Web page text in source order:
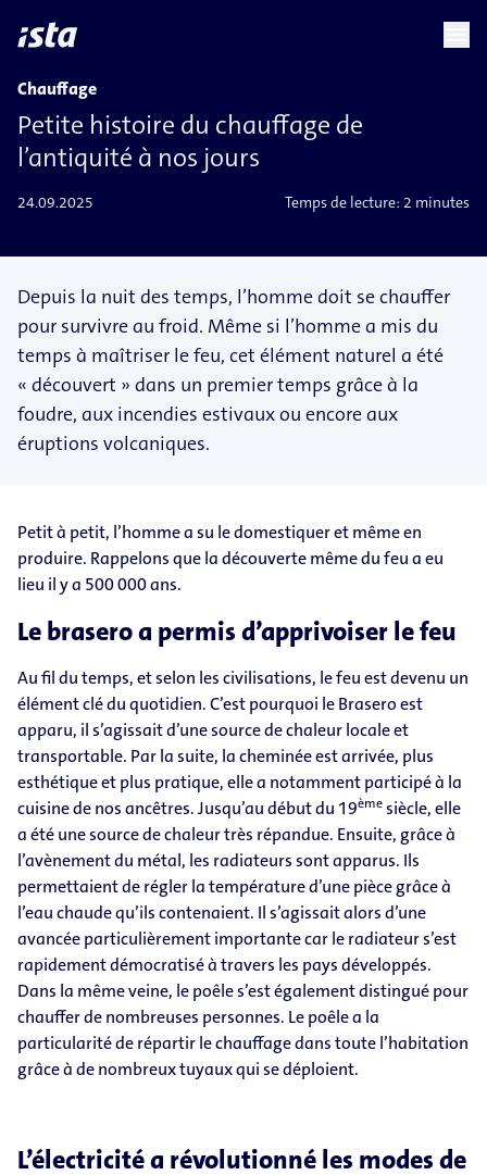
languagechevron_right
Chauffage
Petite histoire du chauffage de
l’antiquité à nos jours
24.09.2025 Temps de lecture: 2 minutes
Depuis la nuit des temps, l’homme doit se chauffer
pour survivre au froid. Même si l’homme a mis du
temps à maîtriser le feu, cet élément naturel a été
« découvert » dans un premier temps grâce à la
foudre, aux incendies estivaux ou encore aux
éruptions volcaniques.
Petit à petit, l’homme a su le domestiquer et même en
produire. Rappelons que la découverte même du feu a eu
lieu il y a 500 000 ans.
Le brasero a permis d’apprivoiser le feu
Au fil du temps, et selon les civilisations, le feu est devenu un
élément clé du quotidien. C’est pourquoi le Brasero est
apparu, il s’agissait d’une source de chaleur locale et
transportable. Par la suite, la cheminée est arrivée, plus
esthétique et plus pratique, elle a notamment participé à la
cuisine de nos ancêtres. Jusqu’au début du 19èmesiècle, elle
a été une source de chaleur très répandue. Ensuite, grâce à
l’avènement du métal, les radiateurs sont apparus. Ils
permettaient de régler la température d’une pièce grâce à
l’eau chaude qu’ils contenaient. Il s’agissait alors d’une
avancée particulièrement importante car le radiateur s’est
rapidement démocratisé à travers les pays développés.
Dans la même veine, le poêle s’est également distingué pour
chauffer de nombreuses personnes. Le poêle a la
particularité de répartir le chauffage dans toute l’habitation
grâce à de nombreux tuyaux qui se déploient.
L’électricité a révolutionné les modes de